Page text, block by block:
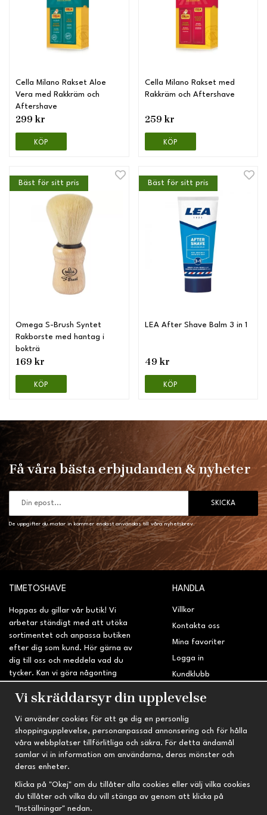
Cella Milano Rakset Aloe
Vera med Rakkräm och
Aftershave
299 kr
KÖP
Cella Milano Rakset med
Rakkräm och Aftershave
259 kr
KÖP
Bäst för sitt pris
Omega S-Brush Syntet
Rakborste med hantag i
bokträ
169 kr
KÖP
Bäst för sitt pris
LEA After Shave Balm 3 in 1
49 kr
KÖP
Få våra bästa erbjudanden & nyheter
SKICKA
De uppgifter du matar in kommer endast användas till våra nyhetsbrev.
TIMETOSHAVE
Hoppas du gillar vår butik! Vi
arbetar ständigt med att utöka
sortimentet och anpassa butiken
efter dig som kund. Hör gärna av
dig till oss och meddela vad du
tycker. Kan vi göra någonting
sidan?
HANDLA
Villkor
Kontakta oss
Mina favoriter
Logga in
Kundklubb
Retur & Reklamation
INFORMATION
Om oss
Nyheter
Nyhetsbrev
Om cookies
TRYGG HANDEL
Fri frakt vid köp över 695 kr
Kvalitetsprodukter till kanonpris
Vi skräddarsyr din upplevelse
Vi använder cookies för att ge dig en personlig
shoppingupplevelse, personanpassad annonsering och för hålla
våra webbplatser tillförlitliga och säkra. För detta ändamål
samlar vi in information om användarna, deras mönster och
deras enheter.
Klicka på "Okej" om du tillåter alla cookies eller välj vilka cookies
du tillåter och vilka du vill stänga av genom att klicka på
"Inställningar" nedan.